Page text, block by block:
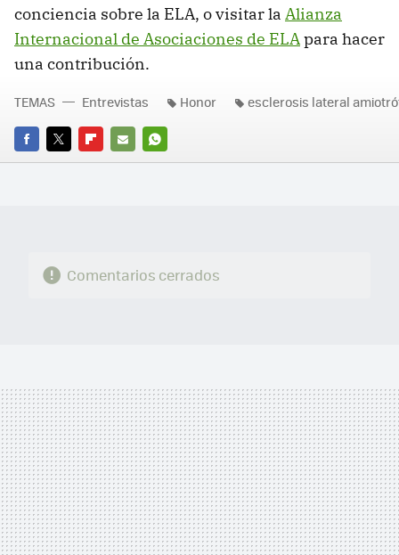
conciencia sobre la ELA, o visitar la Alianza
Internacional de Asociaciones de ELApara hacer
una contribución.
FACEBOOK
TWITTERFLIPBOARD
E-
WHATSAPP
TEMAS Entrevistas Honor esclerosis lateral
Comentarios cerrados